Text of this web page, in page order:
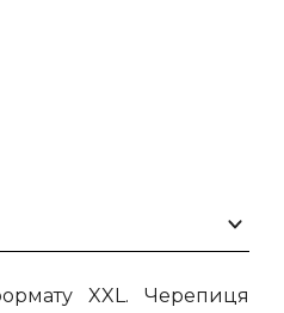
XXL. Черепиця